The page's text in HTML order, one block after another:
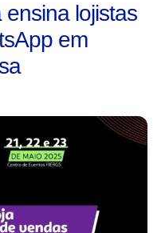
lojistas
em